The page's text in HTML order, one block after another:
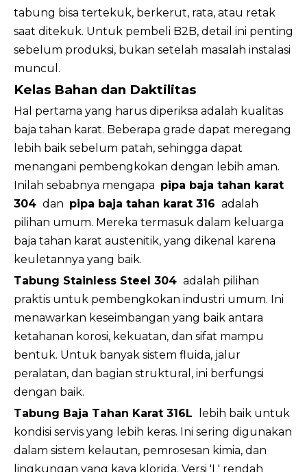
tabung bisa tertekuk, berkerut, rata, atau retak
saat ditekuk. Untuk pembeli B2B, detail ini penting
sebelum produksi, bukan setelah masalah instalasi
muncul.
Kelas Bahan dan Daktilitas
Hal pertama yang harus diperiksa adalah kualitas
baja tahan karat. Beberapa grade dapat meregang
lebih baik sebelum patah, sehingga dapat
menangani pembengkokan dengan lebih aman.
Inilah sebabnya mengapa pipa baja tahan karat
304 dan pipa baja tahan karat 316 adalah
pilihan umum. Mereka termasuk dalam keluarga
baja tahan karat austenitik, yang dikenal karena
keuletannya yang baik.
Tabung Stainless Steel 304 adalah pilihan
praktis untuk pembengkokan industri umum. Ini
menawarkan keseimbangan yang baik antara
ketahanan korosi, kekuatan, dan sifat mampu
bentuk. Untuk banyak sistem fluida, jalur
peralatan, dan bagian struktural, ini berfungsi
dengan baik.
Tabung Baja Tahan Karat 316L
lebih baik untuk
kondisi servis yang lebih keras. Ini sering digunakan
dalam sistem kelautan, pemrosesan kimia, dan
lingkungan yang kaya klorida. Versi 'L' rendah